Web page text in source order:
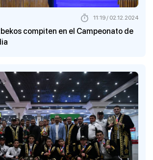
compiten en el Campeonato de
11:19 / 02.12.2024